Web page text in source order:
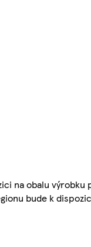
na obalu
bude k